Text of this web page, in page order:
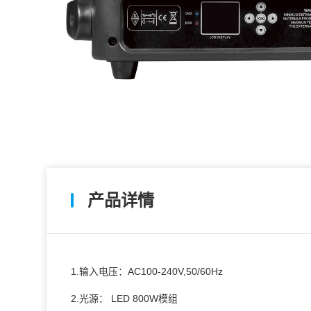
产品详情
1.输入电压：AC100-240V,50/60Hz
2.光源： LED 800W模组